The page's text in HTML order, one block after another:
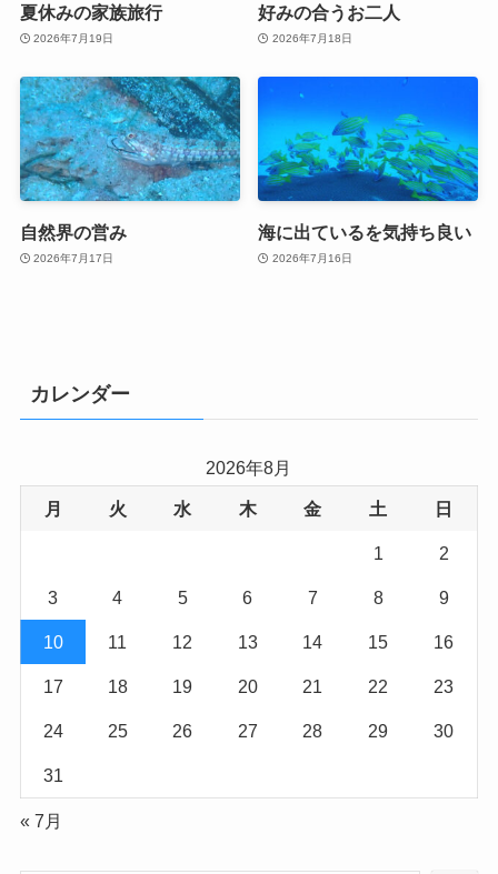
夏休みの家族旅行
2026年7月19日
好みの合うお二人
2026年7月18日
自然界の営み
2026年7月17日
海に出ているを気持ち良い
2026年7月16日
カレンダー
2026年8月
月 火 水 木 金 土 日
1 2
3 4 5 6 7 8 9
10 11 12 13 14 15 16
17 18 19 20 21 22 23
24 25 26 27 28 29 30
31
« 7月